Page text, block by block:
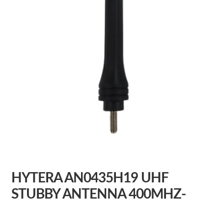
HYTERA AN0435H19 UHF
STUBBY ANTENNA 400MHZ-